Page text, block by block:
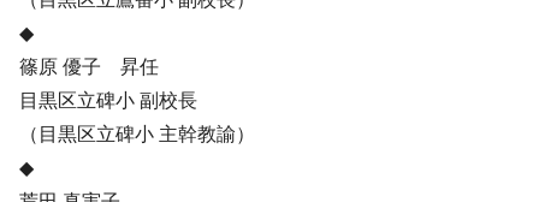
◆
篠原 優子 昇任
目黒区立碑小 副校長
（目黒区立碑小 主幹教諭）
◆